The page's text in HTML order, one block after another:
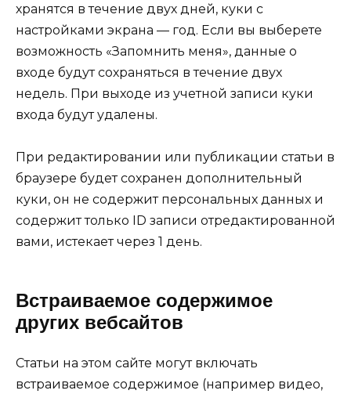
хранятся в течение двух дней, куки с
настройками экрана — год. Если вы выберете
возможность «Запомнить меня», данные о
входе будут сохраняться в течение двух
недель. При выходе из учетной записи куки
входа будут удалены.
При редактировании или публикации статьи в
браузере будет сохранен дополнительный
куки, он не содержит персональных данных и
содержит только ID записи отредактированной
вами, истекает через 1 день.
Встраиваемое содержимое
других вебсайтов
Статьи на этом сайте могут включать
встраиваемое содержимое (например видео,